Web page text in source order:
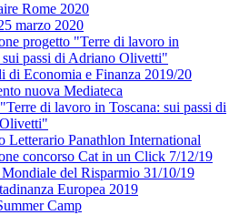
Rome 2020
marzo 2020
progetto "Terre di lavoro in
sui passi di Adriano Olivetti"
di Economia e Finanza 2019/20
nuova Mediateca
di lavoro in Toscana: sui passi di
Letterario Panathlon International
concorso Cat in un Click 7/12/19
del Risparmio 31/10/19
Europea 2019
Camp